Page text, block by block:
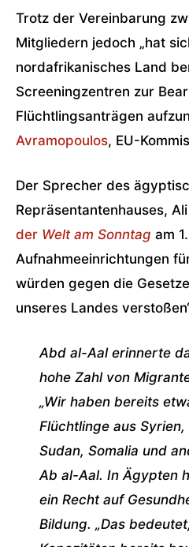
Trotz der Vereinbarung
Mitgliedern jedoch „hat
nordafrikanisches Land
Screeningzentren zur
Flüchtlingsanträgen
Avramopoulos, EU-
Der Sprecher des
Repräsentantenhauses,
der Welt am Sonntag am
Aufnahmeeinrichtungen
würden gegen die
unseres Landes
Abd al-Aal erinnerte
hohe Zahl von
„Wir haben bereits
Flüchtlinge aus
Sudan, Somalia und
Ab al-Aal. In Ägypten
ein Recht auf
Bildung. „Das